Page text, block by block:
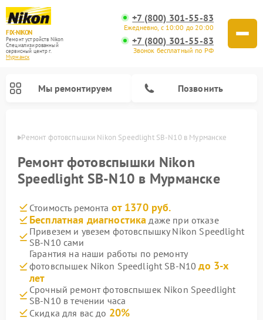
FIX-NIKON
Ремонт устройств Nikon
Специализированный
cервисный центр г.
Мурманск
+7 (800) 301-55-83
Ежедневно, с 10:00 до 20:00
+7 (800) 301-55-83
Звонок бесплатный по РФ
Мы ремонтируем Позвонить
Ремонт фотовспышки Nikon Speedlight SB-N10 в Мурманске
Ремонт фотовспышки Nikon
Speedlight SB-N10 в Мурманске
Стоимость ремонта от 1370 руб.
Бесплатная диагностика даже при отказе
Привезем и увезем фотовспышку Nikon Speedlight
SB-N10 сами
Гарантия на наши работы по ремонту
фотовспышек Nikon Speedlight SB-N10до 3-х
лет
Срочный ремонт фотовспышек Nikon Speedlight
SB-N10 в течении часа
Скидка для вас до 20%